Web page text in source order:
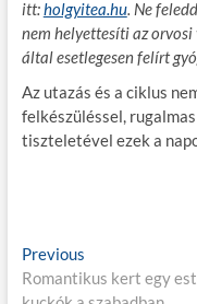
itt:holgyitea.hu. Ne
nem helyettesíti az orvosi
által esetlegesen felírt
Az utazás és a ciklus
felkészüléssel,
tiszteletével ezek a
B
e
Previous
r
Romantikus kert egy